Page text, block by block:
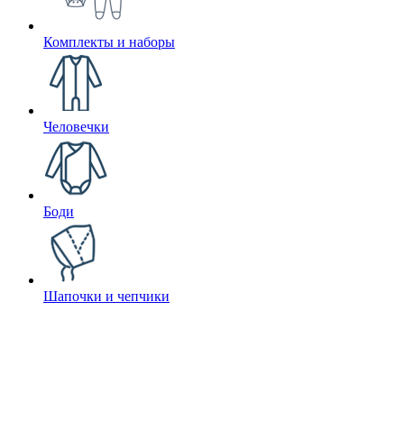
Комплекты и наборы
Человечки
Боди
Шапочки и чепчики